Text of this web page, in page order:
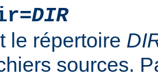
DIR
le répertoire
sources.